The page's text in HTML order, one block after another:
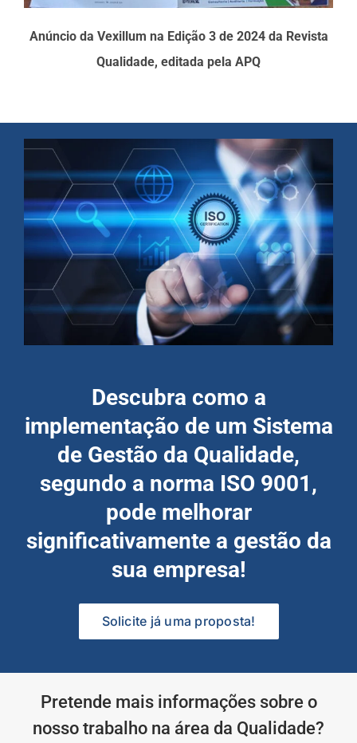
Anúncio da Vexillum na Edição 3 de 2024 da Revista
Qualidade, editada pela APQ
Descubra como a
implementação de um Sistema
de Gestão da Qualidade,
segundo a norma ISO 9001,
pode melhorar
significativamente a gestão da
sua empresa!
Solicite já uma proposta!
Pretende mais informações sobre o
nosso trabalho na área da Qualidade?